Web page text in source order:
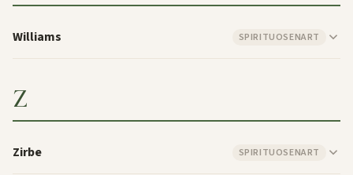
Williams SPIRITUOSENART
Z
Zirbe SPIRITUOSENART